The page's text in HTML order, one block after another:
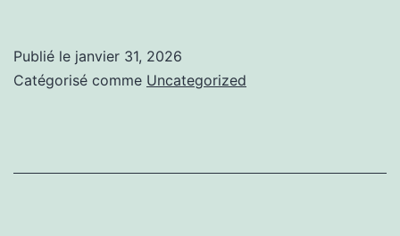
ostéopathe
Publié le janvier 31, 2026
Catégorisé comme Uncategorized